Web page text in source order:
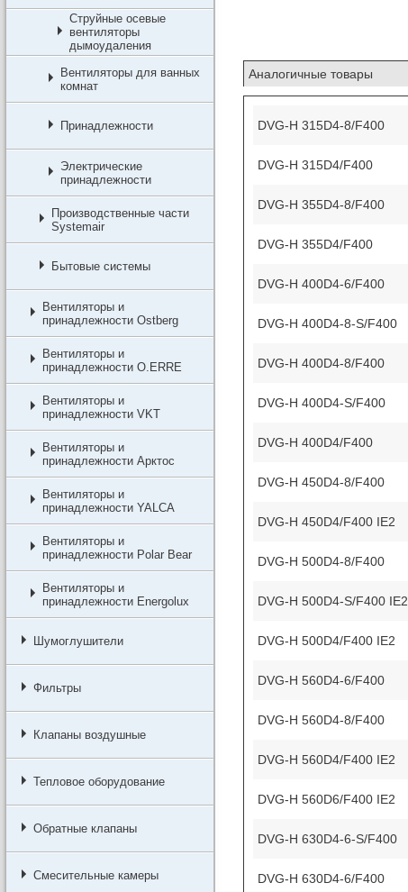
Струйные осевые
вентиляторы
дымоудаления
Вентиляторы для ванных
комнат
Принадлежности
Электрические
принадлежности
Производственные части
Systemair
Бытовые системы
Вентиляторы и
принадлежности Ostberg
Вентиляторы и
принадлежности O.ERRE
Вентиляторы и
принадлежности VKT
Вентиляторы и
принадлежности Арктос
Вентиляторы и
принадлежности YALCA
Вентиляторы и
принадлежности Polar Bear
Вентиляторы и
принадлежности Energolux
Шумоглушители
Фильтры
Клапаны воздушные
Тепловое оборудование
Обратные клапаны
Смесительные камеры
Аналогичные товары
DVG-H 315D4-8/F400
DVG-H 315D4/F400
DVG-H 355D4-8/F400
DVG-H 355D4/F400
DVG-H 400D4-6/F400
DVG-H 400D4-8-S/F400
DVG-H 400D4-8/F400
DVG-H 400D4-S/F400
DVG-H 400D4/F400
DVG-H 450D4-8/F400
DVG-H 450D4/F400 IE2
DVG-H 500D4-8/F400
DVG-H 500D4-S/F400 IE2
DVG-H 500D4/F400 IE2
DVG-H 560D4-6/F400
DVG-H 560D4-8/F400
DVG-H 560D4/F400 IE2
DVG-H 560D6/F400 IE2
DVG-H 630D4-6-S/F400
DVG-H 630D4-6/F400